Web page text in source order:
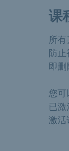
课
所
防
即
您
已
激活